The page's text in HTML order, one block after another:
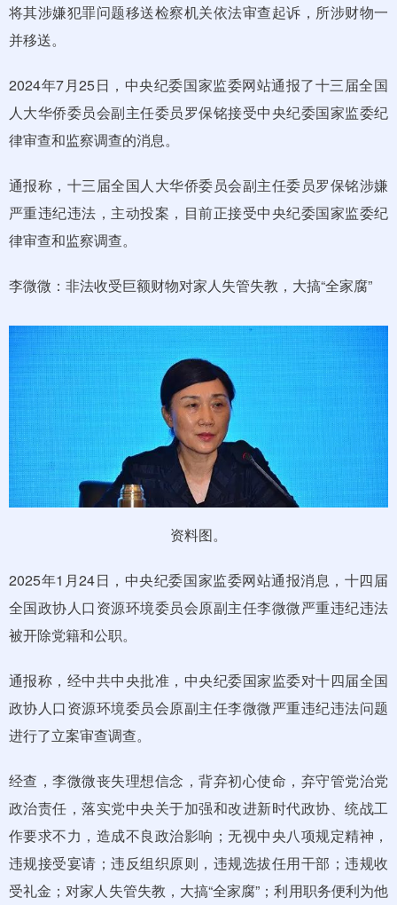
将其涉嫌犯罪问题移送检察机关依法审查起诉，所涉财物一
并移送。
2024年7月25日，中央纪委国家监委网站通报了十三届全国
人大华侨委员会副主任委员罗保铭接受中央纪委国家监委纪
律审查和监察调查的消息。
通报称，十三届全国人大华侨委员会副主任委员罗保铭涉嫌
严重违纪违法，主动投案，目前正接受中央纪委国家监委纪
律审查和监察调查。
李微微：非法收受巨额财物对家人失管失教，大搞“全家腐”
资料图。
2025年1月24日，中央纪委国家监委网站通报消息，十四届
全国政协人口资源环境委员会原副主任李微微严重违纪违法
被开除党籍和公职。
通报称，经中共中央批准，中央纪委国家监委对十四届全国
政协人口资源环境委员会原副主任李微微严重违纪违法问题
进行了立案审查调查。
经查，李微微丧失理想信念，背弃初心使命，弃守管党治党
政治责任，落实党中央关于加强和改进新时代政协、统战工
作要求不力，造成不良政治影响；无视中央八项规定精神，
违规接受宴请；违反组织原则，违规选拔任用干部；违规收
受礼金；对家人失管失教，大搞“全家腐”；利用职务便利为他